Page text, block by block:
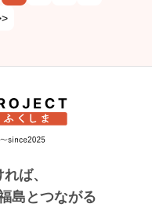
ば、
島とつながる